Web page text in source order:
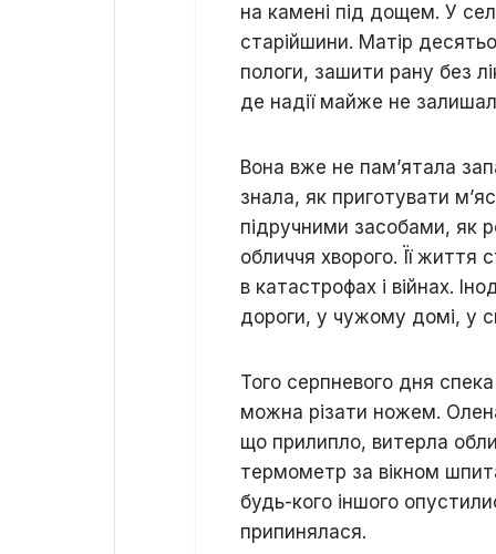
на камені під дощем. У
старійшини. Матір
пологи, зашити рану без
де надії майже не
Вона вже не пам’ятала
знала, як приготувати
підручними засобами, як
обличчя хворого. Її
в катастрофах і війнах.
дороги, у чужому домі, у
Того серпневого дня
можна різати ножем.
що прилипло, витерла
термометр за вікном
будь-кого іншого
припинялася.